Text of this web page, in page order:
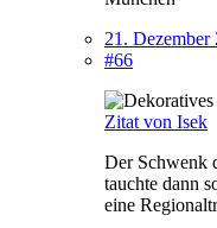
21. Dezember
#66
Zitat von Isek
Der Schwenk
tauchte dann
eine